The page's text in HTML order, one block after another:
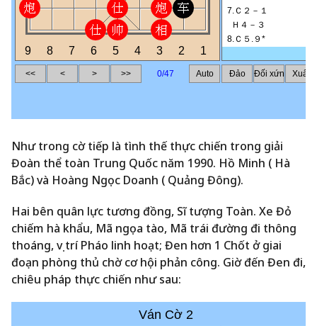
Như trong cờ tiếp là tình thế thực chiến trong giải
Đoàn thể toàn Trung Quốc năm 1990. Hồ Minh ( Hà
Bắc) và Hoàng Ngọc Doanh ( Quảng Đông).
Hai bên quân lực tương đồng, Sĩ tượng Toàn. Xe Đỏ
chiếm hà khẩu, Mã ngọa tào, Mã trái đường đi thông
thoáng, vị trí Pháo linh hoạt; Đen hơn 1 Chốt ở giai
đoạn phòng thủ chờ cơ hội phản công. Giờ đến Đen đi,
chiêu pháp thực chiến như sau: